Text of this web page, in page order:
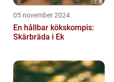
05 november 2024
En hållbar kökskompis:
Skärbräda i Ek